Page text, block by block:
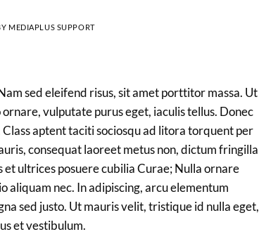
MEDIAPLUS SUPPORT
sed eleifend risus, sit amet porttitor massa. Ut
vulputate purus eget, iaculis tellus. Donec
aptent taciti sociosqu ad litora torquent per
consequat laoreet metus non, dictum fringilla
ultrices posuere cubilia Curae; Nulla ornare
aliquam nec. In adipiscing, arcu elementum
sed justo. Ut mauris velit, tristique id nulla eget,
et vestibulum.